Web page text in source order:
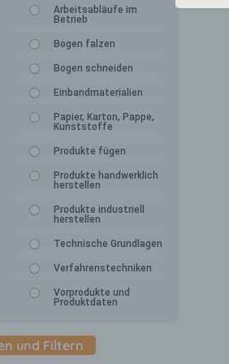
Arbeitsabläufe im
Betrieb
Bogen falzen
Bogen schneiden
Einbandmaterialien
Papier, Karton, Pappe,
Kunststoffe
Produkte fügen
Produkte handwerklich
herstellen
Produkte industriell
herstellen
Technische Grundlagen
Verfahrenstechniken
Vorprodukte und
Produktdaten